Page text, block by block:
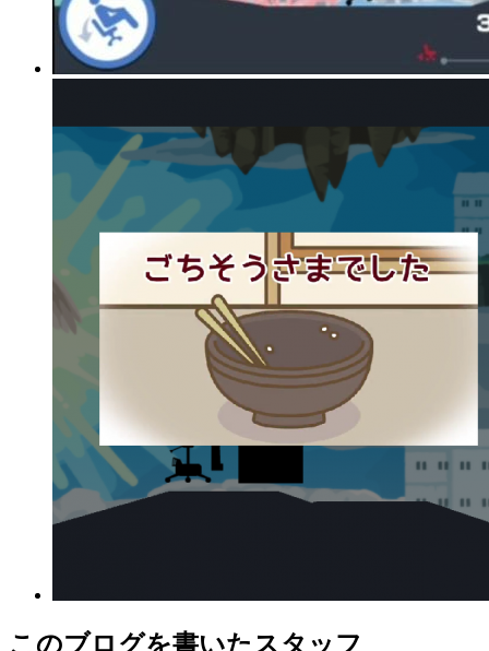
このブログを書いたスタッフ